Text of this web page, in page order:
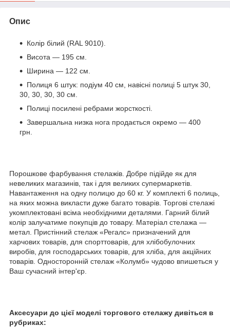
Опис
Колір білий (RAL 9010).
Висота — 195 см.
Ширина — 122 см.
Полиця 6 штук: подіум 40 см, навісні полиці 5 штук 30,
30, 30, 30, 30 см.
Полиці посилені ребрами жорсткості.
Завершальна низка нога продається окремо — 400
грн.
Порошкове фарбування стелажів. Добре підійде як для
невеликих магазинів, так і для великих супермаркетів.
Навантаження на одну полицю до 60 кг. У комплекті 6 полиць,
на яких можна викласти дуже багато товарів. Торгові стелажі
укомплектовані всіма необхідними деталями. Гарний білий
колір залучатиме покупців до товару. Матеріал стелажа —
метал. Пристінний стелаж «Регалс» призначений для
харчових товарів, для спорттоварів, для хлібобулочних
виробів, для господарських товарів, для хліба, для акційних
товарів. Односторонній стелаж «Колумб» чудово впишеться у
Ваш сучасний інтер'єр.
Аксесуари до цієї моделі торгового стелажу дивіться в
рубриках: